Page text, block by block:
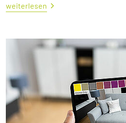
weiterlesen